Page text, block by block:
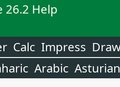
26.2 Help
Calc Impress
Arabic Asturian